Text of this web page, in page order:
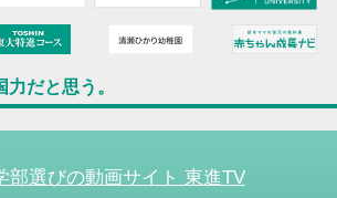
だと思う。
部選びの動画サイト 東進TV